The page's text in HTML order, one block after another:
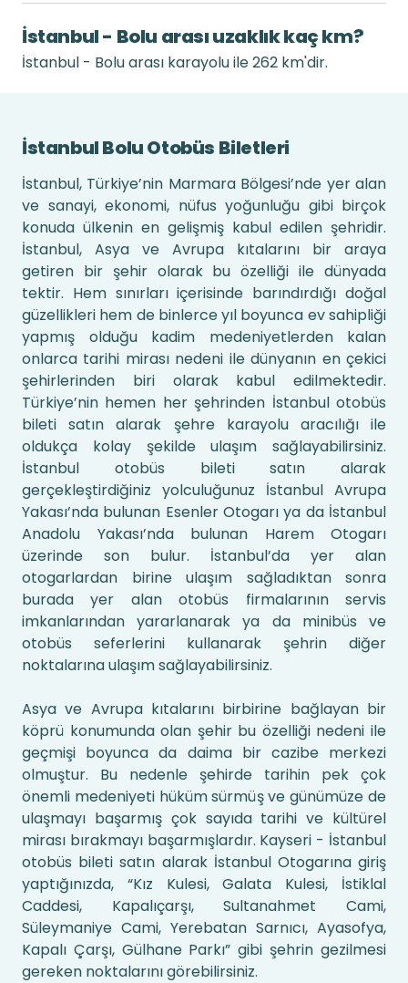
İstanbul - Bolu arası uzaklık kaç km?
İstanbul - Bolu arası karayolu ile 262 km'dir.
İstanbul Bolu Otobüs Biletleri
İstanbul, Türkiye’nin Marmara Bölgesi’nde yer alan
ve sanayi, ekonomi, nüfus yoğunluğu gibi birçok
konuda ülkenin en gelişmiş kabul edilen şehridir.
İstanbul, Asya ve Avrupa kıtalarını bir araya
getiren bir şehir olarak bu özelliği ile dünyada
tektir. Hem sınırları içerisinde barındırdığı doğal
güzellikleri hem de binlerce yıl boyunca ev sahipliği
yapmış olduğu kadim medeniyetlerden kalan
onlarca tarihi mirası nedeni ile dünyanın en çekici
şehirlerinden biri olarak kabul edilmektedir.
Türkiye’nin hemen her şehrinden İstanbul otobüs
bileti satın alarak şehre karayolu aracılığı ile
oldukça kolay şekilde ulaşım sağlayabilirsiniz.
İstanbul otobüs bileti satın alarak
gerçekleştirdiğiniz yolculuğunuz İstanbul Avrupa
Yakası’nda bulunan Esenler Otogarı ya da İstanbul
Anadolu Yakası’nda bulunan Harem Otogarı
üzerinde son bulur. İstanbul’da yer alan
otogarlardan birine ulaşım sağladıktan sonra
burada yer alan otobüs firmalarının servis
imkanlarından yararlanarak ya da minibüs ve
otobüs seferlerini kullanarak şehrin diğer
noktalarına ulaşım sağlayabilirsiniz.
Asya ve Avrupa kıtalarını birbirine bağlayan bir
köprü konumunda olan şehir bu özelliği nedeni ile
geçmişi boyunca da daima bir cazibe merkezi
olmuştur. Bu nedenle şehirde tarihin pek çok
önemli medeniyeti hüküm sürmüş ve günümüze de
ulaşmayı başarmış çok sayıda tarihi ve kültürel
mirası bırakmayı başarmışlardır. Kayseri - İstanbul
otobüs bileti satın alarak İstanbul Otogarına giriş
yaptığınızda, “Kız Kulesi, Galata Kulesi, İstiklal
Caddesi, Kapalıçarşı, Sultanahmet Cami,
Süleymaniye Cami, Yerebatan Sarnıcı, Ayasofya,
Kapalı Çarşı, Gülhane Parkı” gibi şehrin gezilmesi
gereken noktalarını görebilirsiniz.